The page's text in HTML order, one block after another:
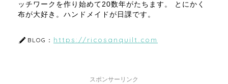
ッチワークを作り始めて20数年がたちます。 とにかく
布が大好き。ハンドメイドが日課です。
BLOG： https://ricosanquilt.com
スポンサーリンク